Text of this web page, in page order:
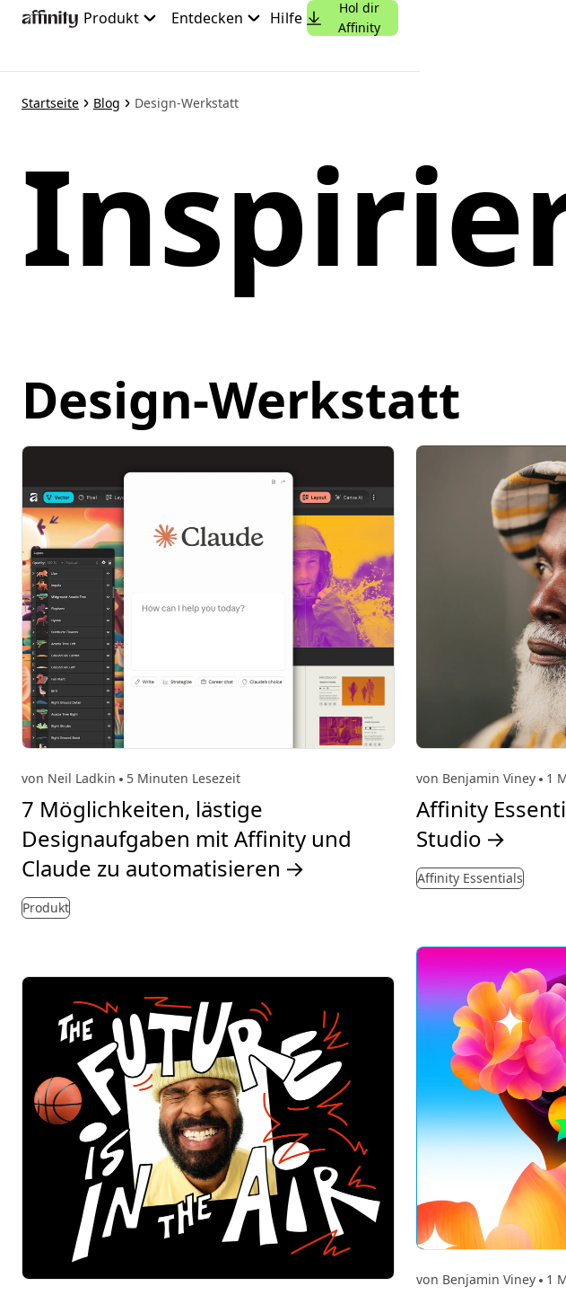
Zum
Hauptinhalt
Produkt Entdecken Hilfe
Hol dir
Affinity
Startseite Blog Design-Werkstatt
Design-Werkstatt
von Neil Ladkin 5 Minuten Lesezeit
7 Möglichkeiten, lästige
Designaufgaben mit Affinity und
Claude zu automatisieren →
Produkt
von Benjamin Viney 1
Affinity
Studio →
Affinity Essentials
von Benjamin Viney 1